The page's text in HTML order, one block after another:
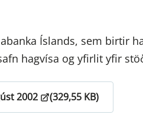
Íslands, sem birtir
hagvísa og yfirlit yfir
2002 (329,55 KB)